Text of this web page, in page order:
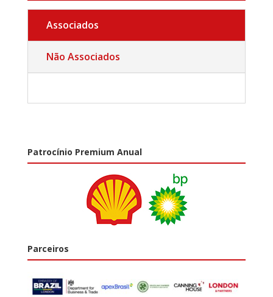
Associados
Não Associados
Patrocínio Premium Anual
Parceiros